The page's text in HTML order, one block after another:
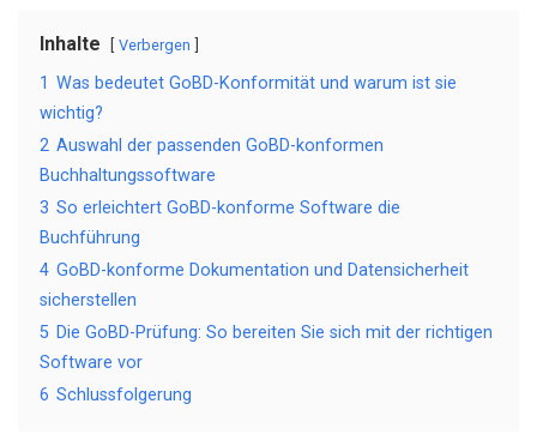
Inhalte Verbergen
1 Was bedeutet GoBD-Konformität und warum ist sie
wichtig?
2 Auswahl der passenden GoBD-konformen
Buchhaltungssoftware
3 So erleichtert GoBD-konforme Software die
Buchführung
4 GoBD-konforme Dokumentation und Datensicherheit
sicherstellen
5 Die GoBD-Prüfung: So bereiten Sie sich mit der richtigen
Software vor
6 Schlussfolgerung